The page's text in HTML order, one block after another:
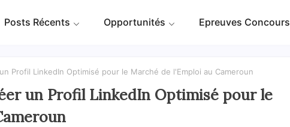
Posts Récents Opportunités Epreuves Concours
Profil LinkedIn Optimisé pour le Marché de l'Emploi au Cameroun
un Profil LinkedIn Optimisé pour le